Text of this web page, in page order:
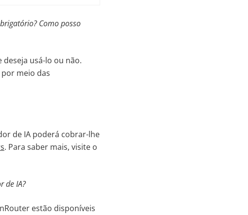
Como posso
deseja usá-lo ou não.
meio das
de IA poderá cobrar-lhe
. Para saber mais, visite o
de IA?
estão disponíveis